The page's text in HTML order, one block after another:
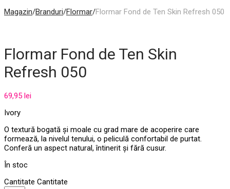
Magazin/Branduri/Flormar/Flormar Fond de Ten Skin Refresh 050
Flormar Fond de Ten Skin
Refresh 050
69,95 lei
Ivory
O textură bogată și moale cu grad mare de acoperire care
formează, la nivelul tenului, o peliculă confortabil de purtat.
Conferă un aspect natural, întinerit și fără cusur.
În stoc
Cantitate Cantitate